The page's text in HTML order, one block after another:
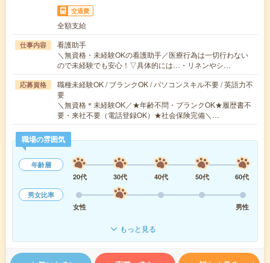
交通費
全額支給
仕事内容
看護助手
＼無資格・未経験OKの看護助手／医療行為は一切行わない
ので未経験でも安心！▽具体的には…・リネンやシ…
応募資格
職種未経験OK / ブランクOK / パソコンスキル不要 / 英語力不
要
＼無資格＊未経験OK／★年齢不問・ブランクOK★履歴書不
要・来社不要（電話登録OK）★社会保険完備＼…
職場の雰囲気
年齢層
20代
30代 40代 50代
60代
男女比率
女性
男性
もっと見る